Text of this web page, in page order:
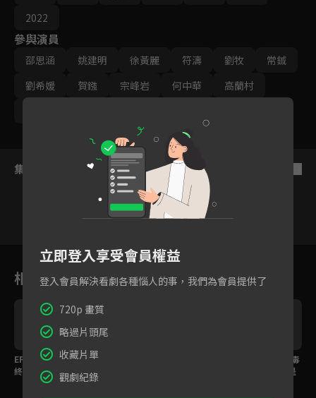
2022
參與演員
邵思涵 姚建明 徐黃麗 符濤 劉牧
常鋮
劉希媛
賀鏹 宗峰岩 何中華
高蘭村
集數列表
12 13 14
相關花絮
EP37預告：劇情邁向最
終章，命運多舛張仲景
將被處死...
EP27預告：是誰痛下毒
手？太守大人是生還是
立即登入享受會員權益
登入會員解決看劇各種惱人的事，我們為會員提供了
720p 畫質
略過片頭尾
收藏片單
觀劇紀錄